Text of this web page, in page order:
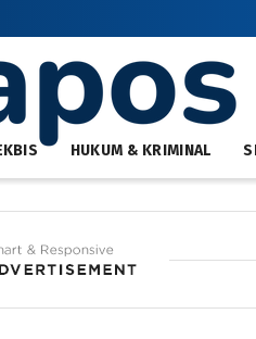
HUKUM & KRIMINAL